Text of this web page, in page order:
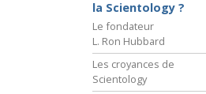
la Scientology ?
Le fondateur
L. Ron Hubbard
Les croyances de
Scientology